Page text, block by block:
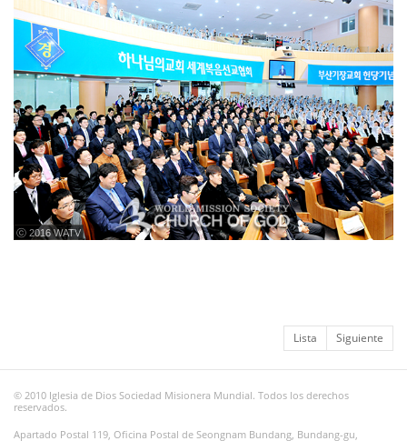
ⓒ 2016 WATV
Lista Siguiente
© 2010 Iglesia de Dios Sociedad Misionera Mundial. Todos los derechos
reservados.
Apartado Postal 119, Oficina Postal de Seongnam Bundang, Bundang-gu,